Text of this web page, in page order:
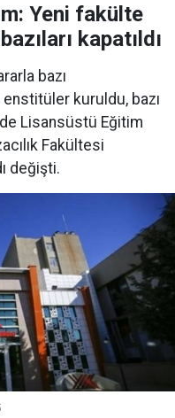
Yeni fakülte
kapatıldı
bazı
kuruldu, bazı
Lisansüstü Eğitim
Fakültesi
değişti.